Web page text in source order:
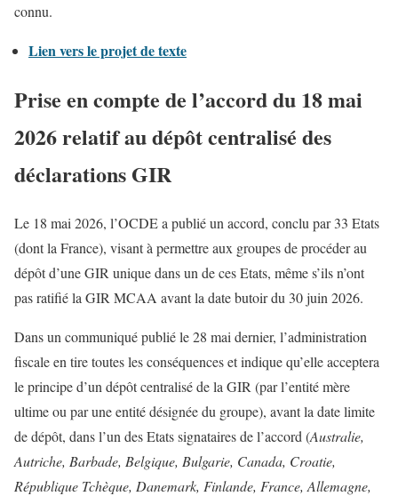
connu.
Lien vers le projet de texte
Prise en compte de l’accord du 18 mai
2026 relatif au dépôt centralisé des
déclarations GIR
Le 18 mai 2026, l’OCDE a publié un accord, conclu par 33 Etats
(dont la France), visant à permettre aux groupes de procéder au
dépôt d’une GIR unique dans un de ces Etats, même s’ils n’ont
pas ratifié la GIR MCAA avant la date butoir du 30 juin 2026.
Dans un communiqué publié le 28 mai dernier, l’administration
fiscale en tire toutes les conséquences et indique qu’elle acceptera
le principe d’un dépôt centralisé de la GIR (par l’entité mère
ultime ou par une entité désignée du groupe), avant la date limite
de dépôt, dans l’un des Etats signataires de l’accord (Australie,
Autriche, Barbade, Belgique, Bulgarie, Canada, Croatie,
République Tchèque, Danemark, Finlande, France, Allemagne,